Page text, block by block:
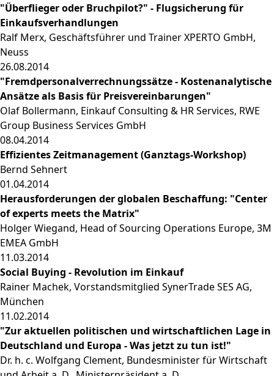
"Überflieger oder Bruchpilot?" - Flugsicherung für
Einkaufsverhandlungen
Ralf Merx, Geschäftsführer und Trainer XPERTO GmbH,
Neuss
26.08.2014
"Fremdpersonalverrechnungssätze - Kostenanalytische
Ansätze als Basis für Preisvereinbarungen"
Olaf Bollermann, Einkauf Consulting & HR Services, RWE
Group Business Services GmbH
08.04.2014
Effizientes Zeitmanagement (Ganztags-Workshop)
Bernd Sehnert
01.04.2014
Herausforderungen der globalen Beschaffung: "Center
of experts meets the Matrix"
Holger Wiegand, Head of Sourcing Operations Europe, 3M
EMEA GmbH
11.03.2014
Social Buying - Revolution im Einkauf
Rainer Machek, Vorstandsmitglied SynerTrade SES AG,
München
11.02.2014
"Zur aktuellen politischen und wirtschaftlichen Lage in
Deutschland und Europa - Was jetzt zu tun ist!"
Dr. h. c. Wolfgang Clement, Bundesminister für Wirtschaft